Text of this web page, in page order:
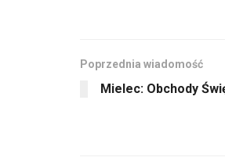
Poprzednia wiadomość
Mielec: Obchody